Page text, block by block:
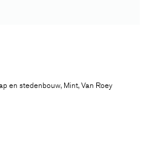
en stedenbouw, Mint, Van Roey